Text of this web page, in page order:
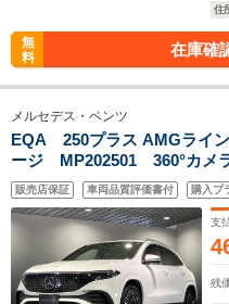
住
無
料
在庫確
メルセデス・ベンツ
EQA 250プラス AMGライ
ージ MP202501 360°カメ
販売店保証 車両品質評価書付 購入プ
支
残